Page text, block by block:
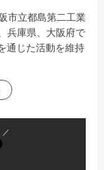
市立都島第二工業
兵庫県、大阪府で
通じた活動を維持